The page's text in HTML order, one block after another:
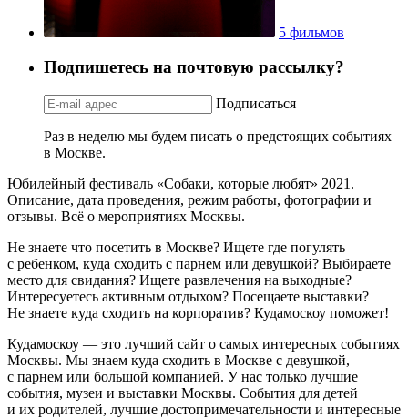
5 фильмов
Подпишетесь на почтовую рассылку?
Подписаться
Раз в неделю мы будем писать о предстоящих событиях
в Москве.
Юбилейный фестиваль «Собаки, которые любят» 2021.
Описание, дата проведения, режим работы, фотографии и
отзывы. Всё о мероприятиях Москвы.
Не знаете что посетить в Москве? Ищете где погулять
с ребенком, куда сходить с парнем или девушкой? Выбираете
место для свидания? Ищете развлечения на выходные?
Интересуетесь активным отдыхом? Посещаете выставки?
Не знаете куда сходить на корпоратив? Кудамоскоу поможет!
Кудамоскоу — это лучший сайт о самых интересных событиях
Москвы. Мы знаем куда сходить в Москве с девушкой,
с парнем или большой компанией. У нас только лучшие
события, музеи и выставки Москвы. События для детей
и их родителей, лучшие достопримечательности и интересные